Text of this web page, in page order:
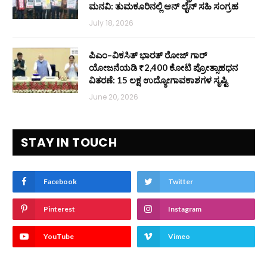
ಮನವಿ: ತುಮಕೂರಿನಲ್ಲಿ ಆನ್‌ ಲೈನ್ ಸಹಿ ಸಂಗ್ರಹ
July 18, 2026
ಪಿಎಂ–ವಿಕಸಿತ್ ಭಾರತ್ ರೋಜ್‌ ಗಾರ್
ಯೋಜನೆಯಡಿ ₹2,400 ಕೋಟಿ ಪ್ರೋತ್ಸಾಹಧನ
ವಿತರಣೆ: 15 ಲಕ್ಷ ಉದ್ಯೋಗಾವಕಾಶಗಳ ಸೃಷ್ಟಿ
June 20, 2026
STAY IN TOUCH
Facebook Twitter
Pinterest Instagram
YouTube Vimeo